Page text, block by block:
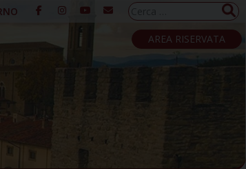
Ricerca
per:
AREA RISERVATA